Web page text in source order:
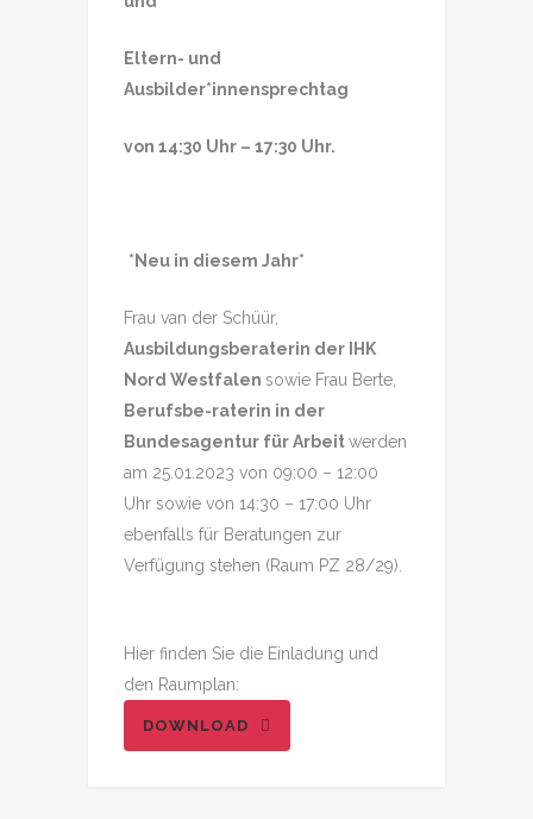
Eltern- und
Ausbilder*innensprechtag
von 14:30 Uhr – 17:30 Uhr.
*Neu in diesem Jahr*
Frau van der Schüür,
Ausbildungsberaterin der IHK
Nord Westfalen sowie Frau Berte,
Berufsbe-raterin in der
Bundesagentur für Arbeitwerden
am 25.01.2023 von 09:00 – 12:00
Uhr sowie von 14:30 – 17:00 Uhr
ebenfalls für Beratungen zur
Verfügung stehen (Raum PZ 28/29).
Hier finden Sie die Einladung und
den Raumplan:
DOWNLOAD